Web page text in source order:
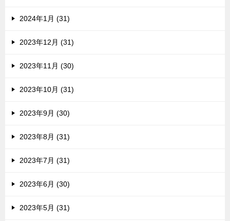
2024年1月 (31)
2023年12月 (31)
2023年11月 (30)
2023年10月 (31)
2023年9月 (30)
2023年8月 (31)
2023年7月 (31)
2023年6月 (30)
2023年5月 (31)